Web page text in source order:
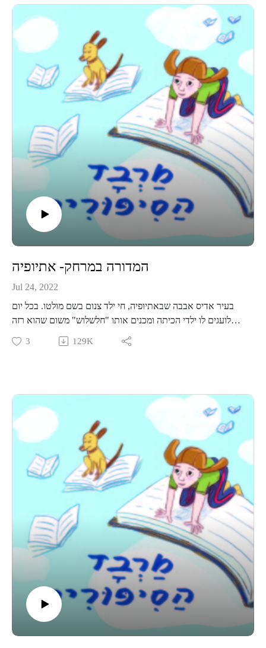
מצב רוחו משתפר פלאים. הוא מבקש מהזקן לקבל את החליל שלו
בחזרה, אך לשם כך עליו לוותר על על כל העושר והזהב שחליל
מוזמנים לפגוש אותנו פנים מול פנים בפודקאסט לייב במרכז ענב
בתל אביב, קישור לכרטיסים-
https://www.goshow.co.il/pages/minisite/596
קבוצת וואטסאפ שקטה לעוד תכנים, סיפורים, וסודות מאחורי
הקלעים-
https://chat.whatsapp.com/KjBmA8KGvjAJmS6sxakdpX
המדורה במרחק- אתיופיה
Jul 24, 2022
בעיר אדיס אבבה שבאתיופיה, חי ילד צנום בשם מולטו. בכל יום
לועגים לו ילדי הכיתה ומכנים אותו "חלשלוש" משום שהוא רזה
וקטן. יום אחד מתערב מולטו עם חבריו לכיתה שהוא יכול לעמוד
לילה שלם בבגדים קצרים על פסגת הר אנטוטו. להפתעת כולם
שהוא לא "חלשלוש" בכלל, ושכוח המחשבה חזק יותר מכל דבר
מוזמנים לפגוש אותנו פנים מול פנים בפודקאסט לייב במרכז ענב
בתל אביב, קישור לכרטיסים-
https://www.goshow.co.il/pages/minisite/596
קבוצת וואטסאפ שקטה לעוד תכנים, סיפורים, וסודות מאחורי
הקלעים-
https://chat.whatsapp.com/KjBmA8KGvjAJmS6sxakdpX
3 129K